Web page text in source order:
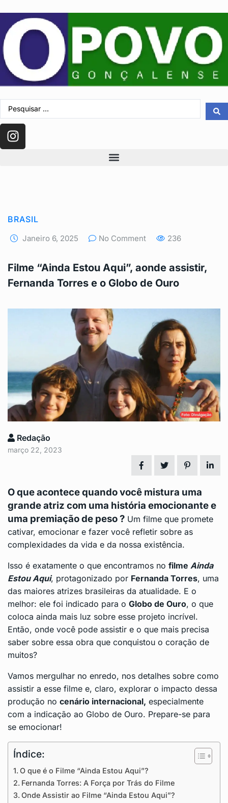
BRASIL
Janeiro 6, 2025 No Comment 236
Filme “Ainda Estou Aqui”, aonde assistir,
Fernanda Torres e o Globo de Ouro
Redação
março 22, 2023
O que acontece quando você mistura uma
grande atriz com uma história emocionante e
uma premiação de peso ? Um filme que promete
cativar, emocionar e fazer você refletir sobre as
complexidades da vida e da nossa existência.
Isso é exatamente o que encontramos no filme Ainda
Estou Aqui, protagonizado por Fernanda Torres, uma
das maiores atrizes brasileiras da atualidade. E o
melhor: ele foi indicado para o Globo de Ouro, o que
coloca ainda mais luz sobre esse projeto incrível.
Então, onde você pode assistir e o que mais precisa
saber sobre essa obra que conquistou o coração de
muitos?
Vamos mergulhar no enredo, nos detalhes sobre como
assistir a esse filme e, claro, explorar o impacto dessa
produção no cenário internacional, especialmente
com a indicação ao Globo de Ouro. Prepare-se para
se emocionar!
Índice:
O que é o Filme “Ainda Estou Aqui”?
Fernanda Torres: A Força por Trás do Filme
Onde Assistir ao Filme “Ainda Estou Aqui”?